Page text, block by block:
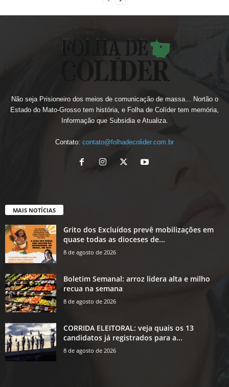
Não seja Prisioneiro dos meios de comunicação de massa... Nortão o
Estado do Mato-Grosso tem história, e Folha de Colíder tem memória,
Informação que Subsidia e Atualiza.
Contato: contato@folhadecolider.com.br
MAIS NOTÍCIAS
Grito dos Excluídos prevê mobilizações em
quase todas as dioceses de...
8 de agosto de 2026
Boletim Semanal: arroz lidera alta e milho
recua na semana
8 de agosto de 2026
CORRIDA ELEITORAL: veja quais os 13
candidatos já registrados para a...
8 de agosto de 2026